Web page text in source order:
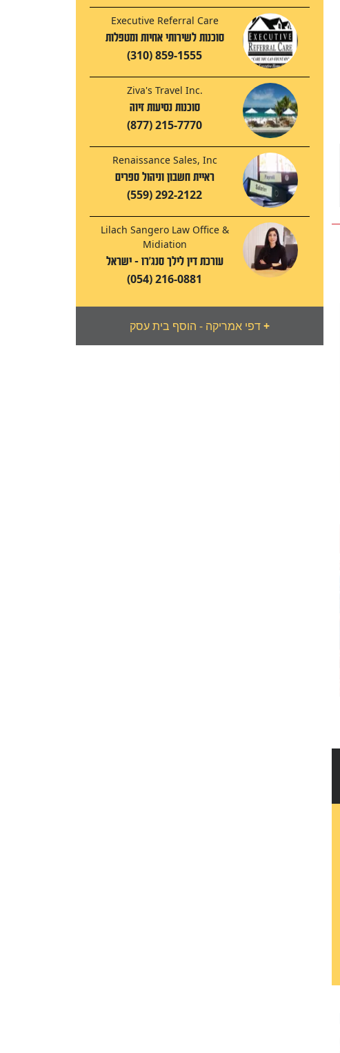
Executive Referral Care
סוכנות לשירותי אחיות ומטפלות
(310) 859-1555
Ziva's Travel Inc.
סוכנות נסיעות זיוה
(877) 215-7770
Renaissance Sales, Inc
ראיית חשבון וניהול ספרים
(559) 292-2122
Lilach Sangero Law Office &
Midiation
עורכת דין לילך סנג'רו - ישראל
(054) 216-0881
דפי אמריקה - הוסף בית עסק+